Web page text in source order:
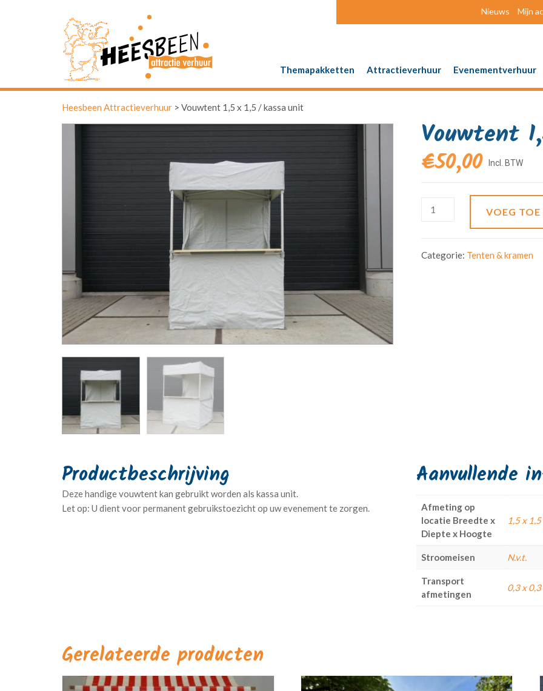
Nieuws Mijn
Themapakketten Attractieverhuur Evenementverhuur
Heesbeen Attractieverhuur > Vouwtent 1,5 x 1,5 / kassa unit
Vouwtent
€50,00
VOEG
Categorie: Tenten & kramen
Deze handige vouwtent kan gebruikt worden als kassa unit.
Aanvullende
Afmeting op
locatie Breedte x
Diepte x Hoogte
1,5 x
Stroomeisen N.v.t.
Transport
afmetingen
0,3 x
Gerelateerde producten